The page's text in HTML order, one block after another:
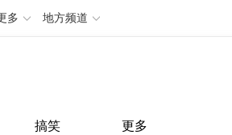
多 地方频道
搞笑 更多